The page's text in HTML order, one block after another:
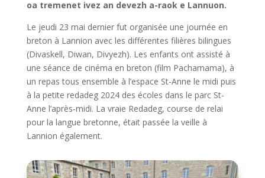
oa tremenet ivez an devezh a-raok e Lannuon.
Le jeudi 23 mai dernier fut organisée une journée en
breton à Lannion avec les différentes filières bilingues
(Divaskell, Diwan, Divyezh). Les enfants ont assisté à
une séance de cinéma en breton (film Pachamama), à
un repas tous ensemble à l’espace St-Anne le midi puis
à la petite redadeg 2024 des écoles dans le parc St-
Anne l’après-midi. La vraie Redadeg, course de relai
pour la langue bretonne, était passée la veille à
Lannion également.